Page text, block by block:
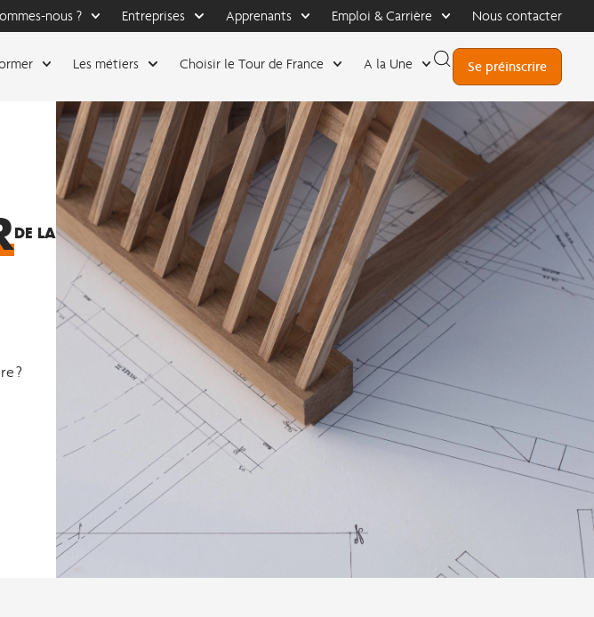
nous ? Entreprises Apprenants Emploi & Carrière Nous contacter
Les métiers Choisir le Tour de France A la Une Se préinscrire
DE LA
?